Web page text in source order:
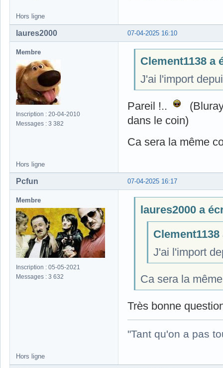
Hors ligne
07-04-2025 16:10
laures2000
Membre
Inscription : 20-04-2010
Messages : 3 382
Clement1138 a
J'ai l'import
Pareil !..
dans le coin)
Ca sera la même
Hors ligne
07-04-2025 16:17
Pcfun
Membre
Inscription : 05-05-2021
Messages : 3 632
laures2000 a
J'ai l'import
Ca sera la
Très bonne
"Tant qu'on a pas
Hors ligne